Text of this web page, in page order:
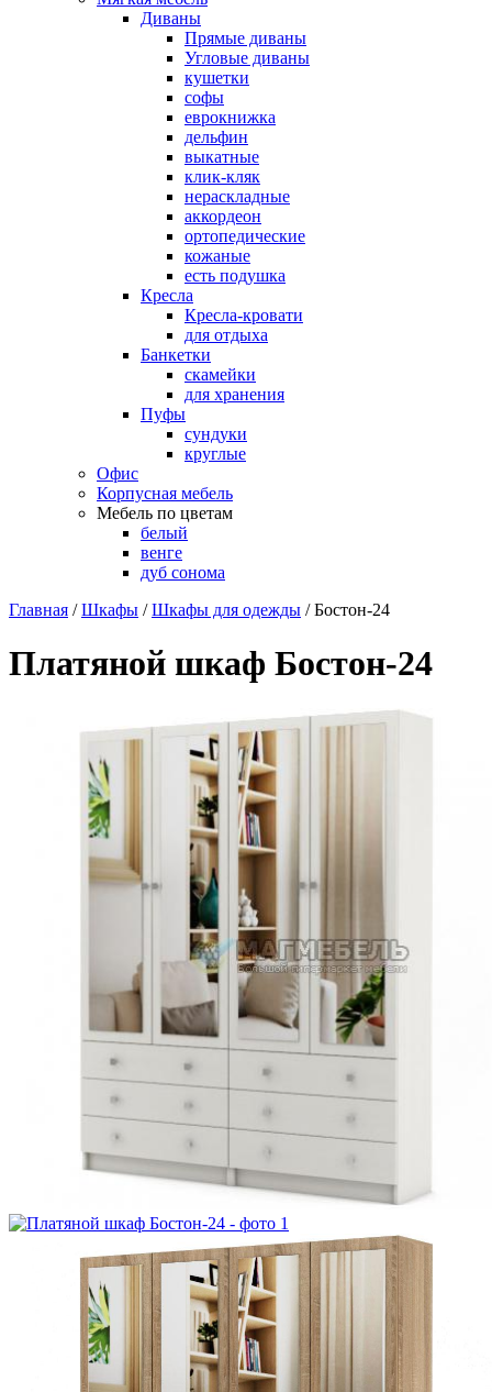
Диваны
Прямые диваны
Угловые диваны
кушетки
софы
еврокнижка
дельфин
выкатные
клик-кляк
нераскладные
аккордеон
ортопедические
кожаные
есть подушка
Кресла
Кресла-кровати
для отдыха
Банкетки
скамейки
для хранения
Пуфы
сундуки
круглые
Офис
Корпусная мебель
Мебель по цветам
белый
венге
дуб сонома
Главная / Шкафы / Шкафы для одежды / Бостон-24
Платяной шкаф Бостон-24